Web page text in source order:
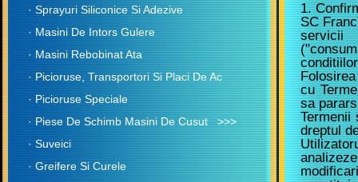
· Sprayuri Siliconice Si Adezive
· Masini De Intors Gulere
· Masini Rebobinat Ata
· Picioruse, Transportori Si Placi De Ac
· Picioruse Speciale
· Piese De Schimb Masini De Cusut >>>
· Suveici
· Greifere Si Curele
1.
SC
servicii
cu
sa
Termenii
dreptul